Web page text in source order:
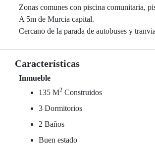
Zonas comunes con piscina comunitaria,
A 5m de Murcia capital.
Cercano de la parada de autobuses y
Características
Inmueble
135 M2 Construidos
3 Dormitorios
2 Baños
Buen estado